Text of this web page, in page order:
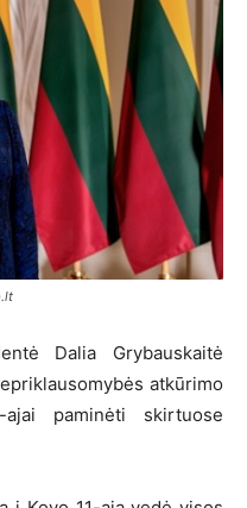
Dalia Grybauskaitė
atkūrimo
paminėti skirtuose